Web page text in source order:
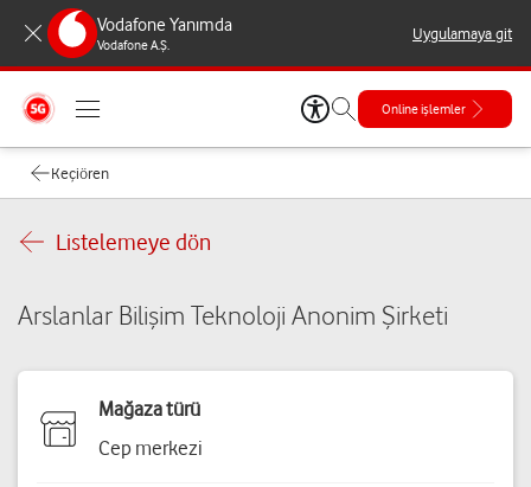
Vodafone Yanımda
Vodafone A.Ş.
Uygulamaya git
Online işlemler
Keçiören
Listelemeye dön
Arslanlar Bilişim Teknoloji Anonim Şirketi
Mağaza türü
Cep merkezi